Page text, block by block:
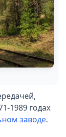
1989 годах
заводе.